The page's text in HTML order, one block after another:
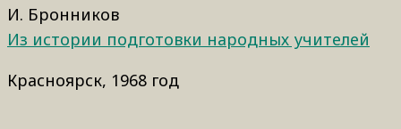
И. Бронников
Из истории подготовки народных учителей
Красноярск, 1968 год